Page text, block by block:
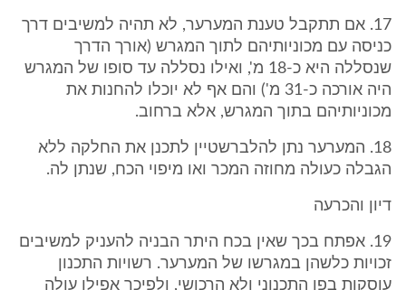
17. אם תתקבל טענת המערער, לא תהיה למשיבים דרך
כניסה עם מכוניותיהם לתוך המגרש (אורך הדרך
שנסללה היא כ-18 מ', ואילו נסללה עד סופו של המגרש
היה אורכה כ-31 מ') והם אף לא יוכלו להחנות את
מכוניותיהם בתוך המגרש, אלא ברחוב.
18. המערער נתן להלברשטיין לתכנן את החלקה ללא
הגבלה כעולה מחוזה המכר ואו מיפוי הכח, שנתן לה.
דיון והכרעה
19. אפתח בכך שאין בכח היתר הבניה להעניק למשיבים
זכויות כלשהן במגרשו של המערער. רשויות התכנון
עוסקות בפן התכנוני ולא הרכושי, ולפיכך אפילו עולה